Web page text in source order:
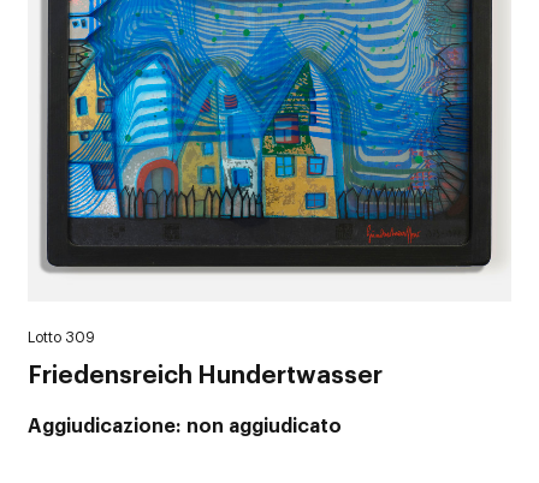
Lotto 309
Friedensreich Hundertwasser
Aggiudicazione non aggiudicato